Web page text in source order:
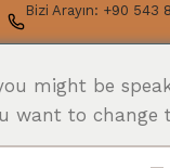
Bizi Arayın: +90 543
Koleksiyon
might be
want to change